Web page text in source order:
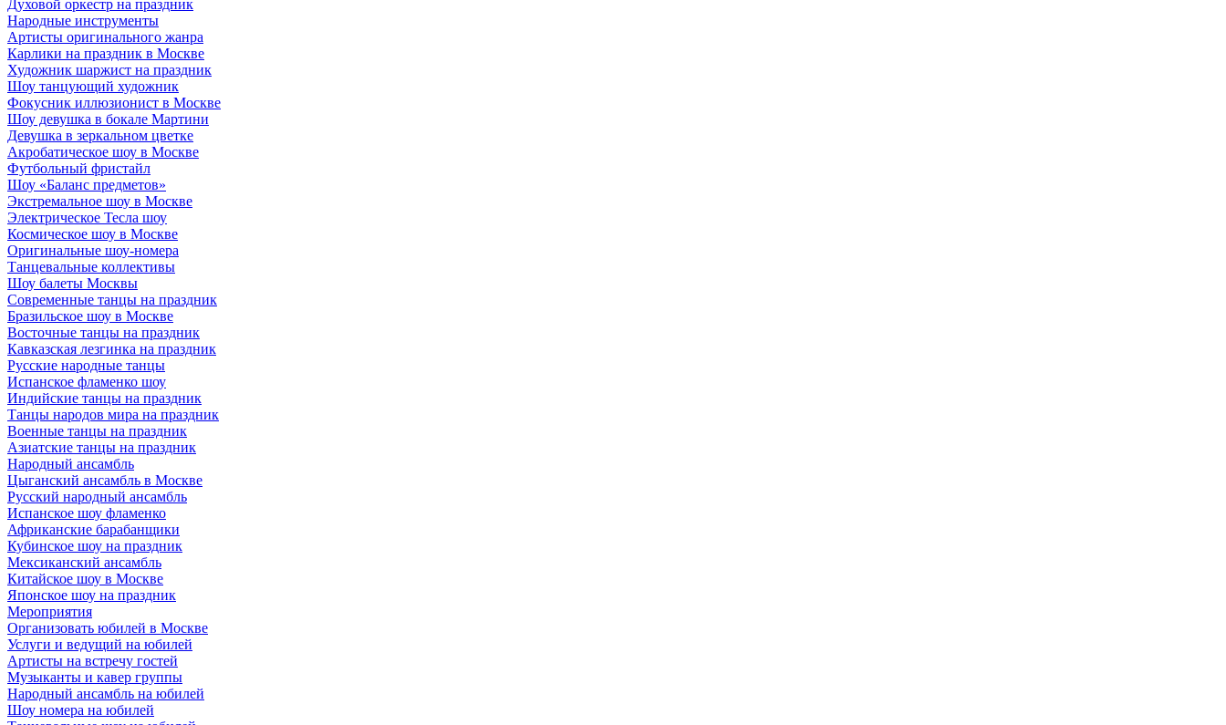
Духовой оркестр на праздник
Народные инструменты
Артисты оригинального жанра
Карлики на праздник в Москве
Художник шаржист на праздник
Шоу танцующий художник
Фокусник иллюзионист в Москве
Шоу девушка в бокале Мартини
Девушка в зеркальном цветке
Акробатическое шоу в Москве
Футбольный фристайл
Шоу «Баланс предметов»
Экстремальное шоу в Москве
Электрическое Тесла шоу
Космическое шоу в Москве
Оригинальные шоу-номера
Танцевальные коллективы
Шоу балеты Москвы
Современные танцы на праздник
Бразильское шоу в Москве
Восточные танцы на праздник
Кавказская лезгинка на праздник
Русские народные танцы
Испанское фламенко шоу
Индийские танцы на праздник
Танцы народов мира на праздник
Военные танцы на праздник
Азиатские танцы на праздник
Народный ансамбль
Цыганский ансамбль в Москве
Русский народный ансамбль
Испанское шоу фламенко
Африканские барабанщики
Кубинское шоу на праздник
Мексиканский ансамбль
Китайское шоу в Москве
Японское шоу на праздник
Мероприятия
Организовать юбилей в Москве
Услуги и ведущий на юбилей
Артисты на встречу гостей
Музыканты и кавер группы
Народный ансамбль на юбилей
Шоу номера на юбилей